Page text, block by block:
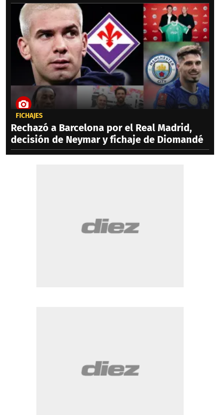
FICHAJES
Rechazó a Barcelona por el Real Madrid,
decisión de Neymar y fichaje de Diomandé